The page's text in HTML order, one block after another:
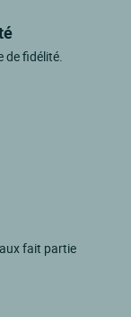
de fidélité.
fait partie